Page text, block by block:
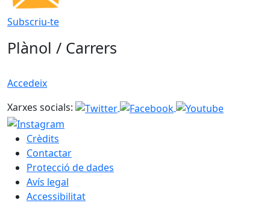
Subscriu-te
Plànol / Carrers
Accedeix
Xarxes socials:
Crèdits
Contactar
Protecció de dades
Avís legal
Accessibilitat